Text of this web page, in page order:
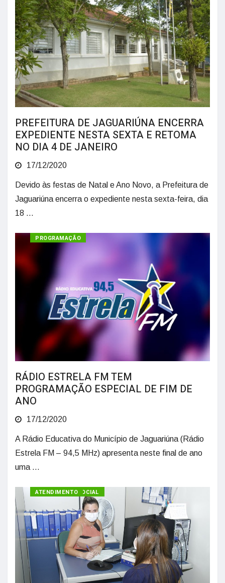
PREFEITURA DE JAGUARIÚNA ENCERRA
EXPEDIENTE NESTA SEXTA E RETOMA
NO DIA 4 DE JANEIRO
17/12/2020
Devido às festas de Natal e Ano Novo, a Prefeitura de
Jaguariúna encerra o expediente nesta sexta-feira, dia
18 ...
RÁDIO
PROGRAMAÇÃO
RÁDIO ESTRELA FM TEM
PROGRAMAÇÃO ESPECIAL DE FIM DE
ANO
17/12/2020
A Rádio Educativa do Município de Jaguariúna (Rádio
Estrela FM – 94,5 MHz) apresenta neste final de ano
uma ...
ASSISTÊNCIA SOCIAL
ATENDIMENTO